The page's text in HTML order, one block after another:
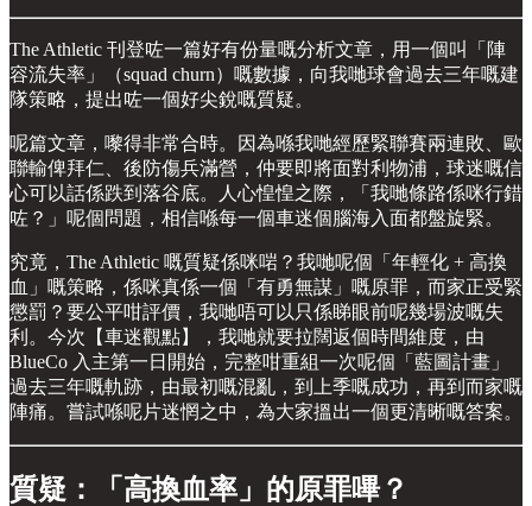
The Athletic 刊登咗一篇好有份量嘅分析文章，用一個叫「陣
容流失率」（squad churn）嘅數據，向我哋球會過去三年嘅建
隊策略，提出咗一個好尖銳嘅質疑。
呢篇文章，嚟得非常合時。因為喺我哋經歷緊聯賽兩連敗、歐
聯輸俾拜仁、後防傷兵滿營，仲要即將面對利物浦，球迷嘅信
心可以話係跌到落谷底。人心惶惶之際，「我哋條路係咪行錯
咗？」呢個問題，相信喺每一個車迷個腦海入面都盤旋緊。
究竟，The Athletic 嘅質疑係咪啱？我哋呢個「年輕化 + 高換
血」嘅策略，係咪真係一個「有勇無謀」嘅原罪，而家正受緊
懲罰？要公平咁評價，我哋唔可以只係睇眼前呢幾場波嘅失
利。今次【車迷觀點】，我哋就要拉闊返個時間維度，由
BlueCo 入主第一日開始，完整咁重組一次呢個「藍圖計畫」
過去三年嘅軌跡，由最初嘅混亂，到上季嘅成功，再到而家嘅
陣痛。嘗試喺呢片迷惘之中，為大家搵出一個更清晰嘅答案。
質疑：「高換血率」的原罪嗶？